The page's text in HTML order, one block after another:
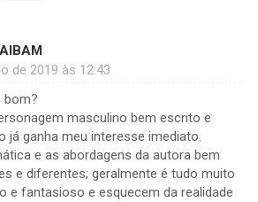
de 2019 às 12:43
bom?
masculino bem escrito e
já ganha meu interesse imediato.
e as abordagens da autora bem
e diferentes; geralmente é tudo muito
e fantasioso e esquecem da realidade